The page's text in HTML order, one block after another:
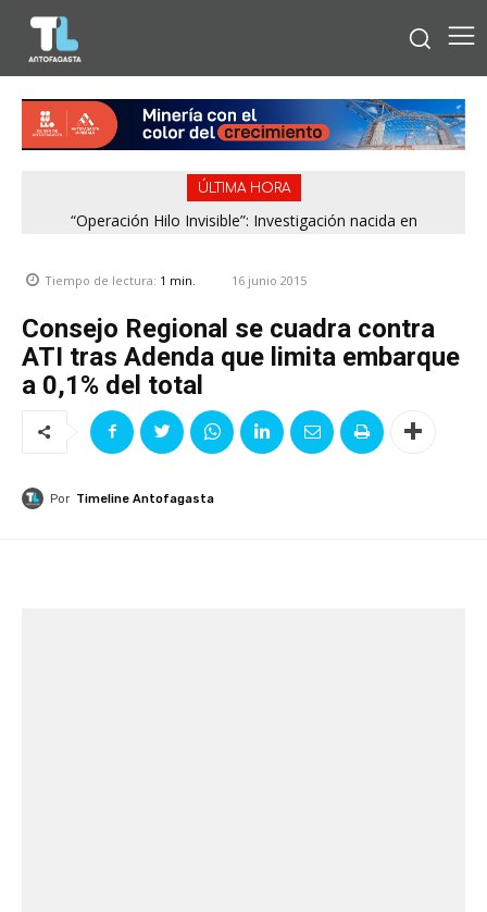
ÚLTIMA HORA
“Operación Hilo Invisible”: Investigación nacida en
Tiempo de lectura: 1 min. 16 junio 2015
Consejo Regional se cuadra contra
ATI tras Adenda que limita embarque
a 0,1% del total
Por Timeline Antofagasta